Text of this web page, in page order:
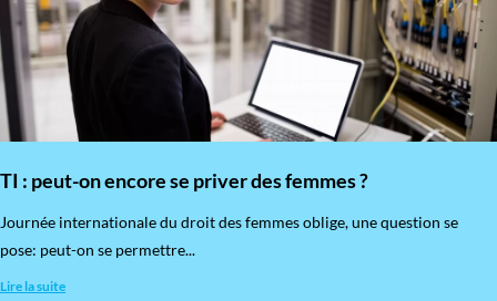
TI : peut-on encore se priver des femmes ?
​Journée internationale du droit des femmes oblige, une question se
pose: peut-on se permettre...
Lire la suite